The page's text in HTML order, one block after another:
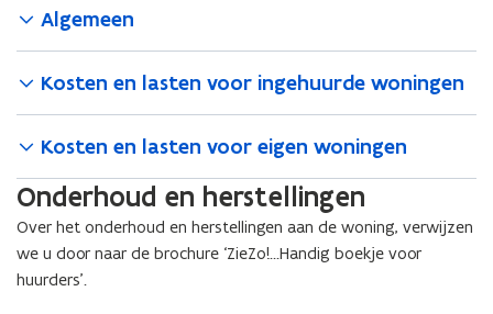
Algemeen
Kosten en lasten voor ingehuurde woningen
Kosten en lasten voor eigen woningen
Onderhoud en herstellingen
Over het onderhoud en herstellingen aan de woning, verwijzen
we u door naar de brochure ‘ZieZo!...Handig boekje voor
huurders’.